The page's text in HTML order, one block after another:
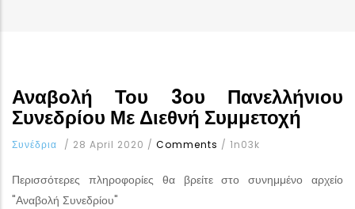
Αναβολή Του 3ου Πανελλήνιου
Συνεδρίου Με Διεθνή Συμμετοχή
Συνέδρια / 28 April 2020 / Comments / 1n03k
Περισσότερες πληροφορίες θα βρείτε στο συνημμένο αρχείο
"Αναβολή Συνεδρίου"